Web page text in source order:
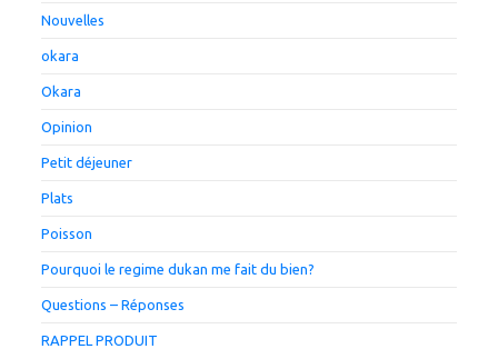
Nouvelles
okara
Okara
Opinion
Petit déjeuner
Plats
Poisson
Pourquoi le regime dukan me fait du bien?
Questions – Réponses
RAPPEL PRODUIT